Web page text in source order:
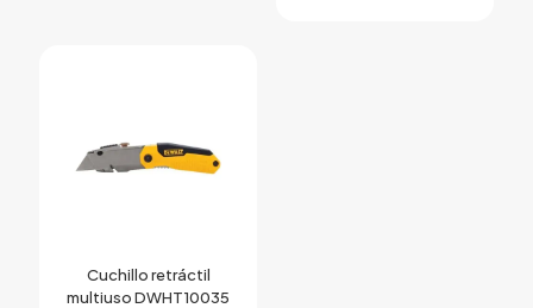
Cuchillo retráctil
multiuso DWHT10035